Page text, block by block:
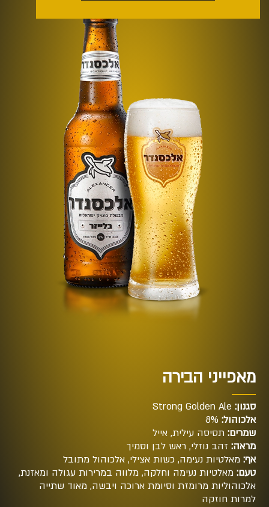
מאפייני הבירה
סגנון:
אלכוהול: 8%
שמרים: תסיסה עילית, אייל
מראה: זהב נוזלי, ראש לבן וסמיך
אף: מאלטיות נעימה, כשות אצילי, אלכוהול מתובל
טעם: מאלטיות נעימה וחלקה, מלווה במרירות עגולה ומאזנת,
אלכוהוליות מרומזת וסיומת ארוכה ויבשה, מאוד שתייה
למרות חוזקה